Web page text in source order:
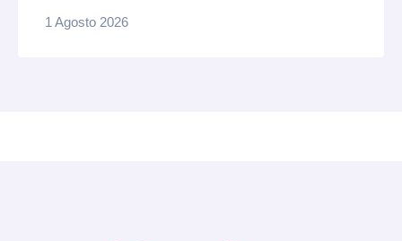
Caratterizzate da tantissima resistenza
1 Agosto 2026